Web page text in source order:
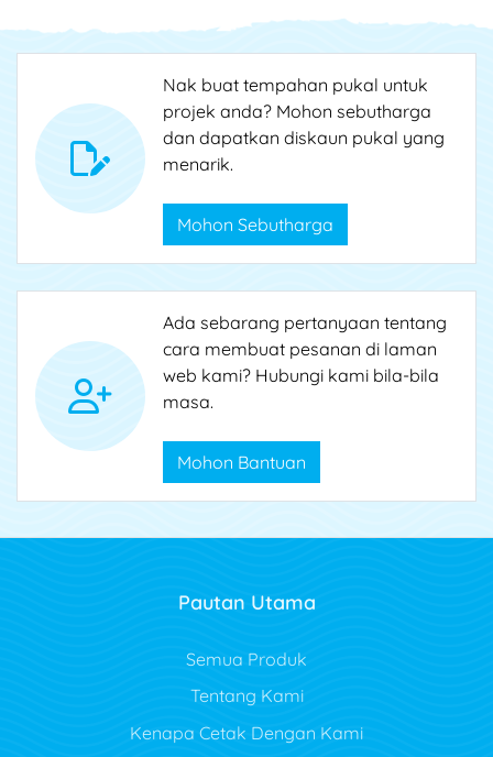
Nak buat tempahan pukal untuk
projek anda? Mohon sebutharga
dan dapatkan diskaun pukal yang
menarik.
Mohon Sebutharga
Ada sebarang pertanyaan tentang
cara membuat pesanan di laman
web kami? Hubungi kami bila-bila
masa.
Mohon Bantuan
Pautan Utama
Semua Produk
Tentang Kami
Kenapa Cetak Dengan Kami